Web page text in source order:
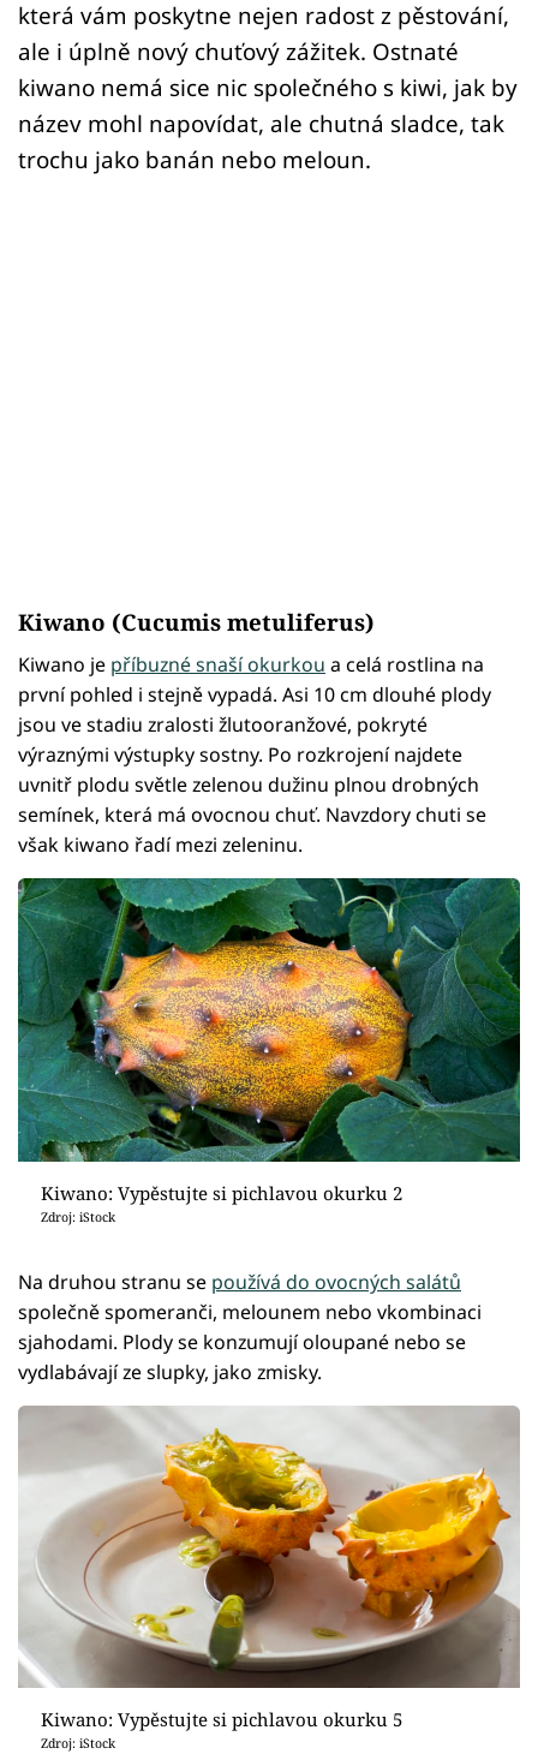
která vám poskytne nejen radost z pěstování,
ale i úplně nový chuťový zážitek. Ostnaté
kiwano nemá sice nic společného s kiwi, jak by
název mohl napovídat, ale chutná sladce, tak
trochu jako banán nebo meloun.
Kiwano (Cucumis metuliferus)
Kiwano je příbuzné snaší okurkou a celá rostlina na
první pohled i stejně vypadá. Asi 10 cm dlouhé plody
jsou ve stadiu zralosti žlutooranžové, pokryté
výraznými výstupky sostny. Po rozkrojení najdete
uvnitř plodu světle zelenou dužinu plnou drobných
semínek, která má ovocnou chuť. Navzdory chuti se
však kiwano řadí mezi zeleninu.
Kiwano: Vypěstujte si pichlavou okurku 2
Zdroj: iStock
Na druhou stranu se používá do ovocných salátů
společně spomeranči, melounem nebo vkombinaci
sjahodami. Plody se konzumují oloupané nebo se
vydlabávají ze slupky, jako zmisky.
Kiwano: Vypěstujte si pichlavou okurku 5
Zdroj: iStock